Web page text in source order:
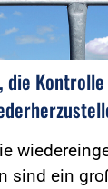
die
sind ein